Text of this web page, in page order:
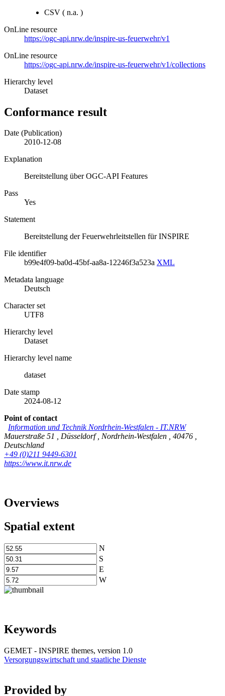
CSV ( n.a. )
OnLine resource
https://ogc-api.nrw.de/inspire-us-feuerwehr/v1
OnLine resource
https://ogc-api.nrw.de/inspire-us-feuerwehr/v1/collections
Hierarchy level
Dataset
Conformance result
Date (Publication)
2010-12-08
Explanation
Bereitstellung über OGC-API Features
Pass
Yes
Statement
Bereitstellung der Feuerwehrleitstellen für INSPIRE
File identifier
b99e4f09-ba0d-45bf-aa8a-12246f3a523a XML
Metadata language
Deutsch
Character set
UTF8
Hierarchy level
Dataset
Hierarchy level name
dataset
Date stamp
2024-08-12
Point of contact
Information und Technik Nordrhein-Westfalen - IT.NRW
Mauerstraße 51 , Düsseldorf, Nordrhein-Westfalen , 40476 ,
Deutschland
+49 (0)211 9449-6301
https://www.it.nrw.de
Overviews
Spatial extent
N
S
E
W
Keywords
GEMET - INSPIRE themes, version 1.0
Versorgungswirtschaft und staatliche Dienste
Provided by